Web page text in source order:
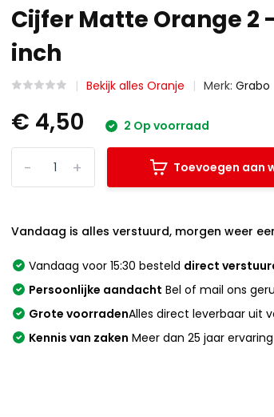
Cijfer Matte Orange 2
inch
Bekijk alles Oranje Merk:Grabo
€ 4,50 2 Op voorraad
+
- Toevoegen aan
Vandaag is alles verstuurd, morgen weer
Vandaag voor 15:30 besteld direct
Persoonlijke aandacht Bel of mail ons
Grote voorradenAlles direct leverbaar uit
Kennis van zaken Meer dan 25 jaar